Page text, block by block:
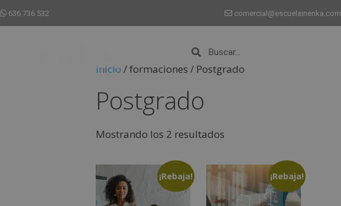
636 736 532 comercial@escuelainenka.com
Inicio / formaciones / Postgrado
Postgrado
Mostrando los 2 resultados
¡Rebaja! ¡Rebaja!